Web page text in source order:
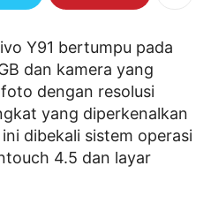
Y91 bertumpu pada
dan kamera yang
dengan resolusi
yang diperkenalkan
dibekali sistem operasi
4.5 dan layar